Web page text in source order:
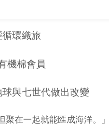
環織旅
機棉會員
與七世代做出改變
聚在一起就能匯成海洋。」